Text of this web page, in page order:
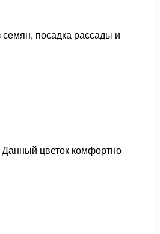
посадка рассады и
Данный цветок комфортно